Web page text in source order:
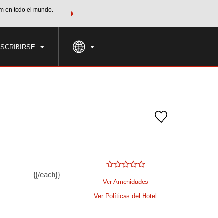
en todo el mundo.
Agrupa tu hotel, vuelos y mucho más con los Paquetes de
TARIFAS ESPECIALES
{{/each}}
Ver Amenidades
Ver Políticas del Hotel